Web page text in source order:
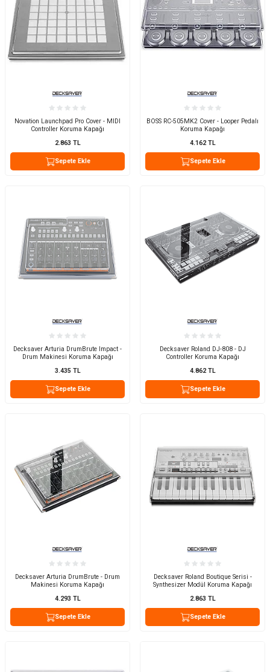
Novation Launchpad Pro Cover - MIDI
Controller Koruma Kapağı
2.863 TL
Sepete Ekle
BOSS RC-505MK2 Cover - Looper Pedalı
Koruma Kapağı
4.162TL
Sepete Ekle
Decksaver Arturia DrumBrute Impact -
Drum Makinesi Koruma Kapağı
3.435TL
Sepete Ekle
Decksaver Roland DJ-808 - DJ
Controller Koruma Kapağı
4.862TL
Sepete Ekle
Decksaver Arturia DrumBrute - Drum
Makinesi Koruma Kapağı
4.293 TL
Sepete Ekle
Decksaver Roland Boutique Serisi -
Synthesizer Modül Koruma Kapağı
2.863 TL
Sepete Ekle